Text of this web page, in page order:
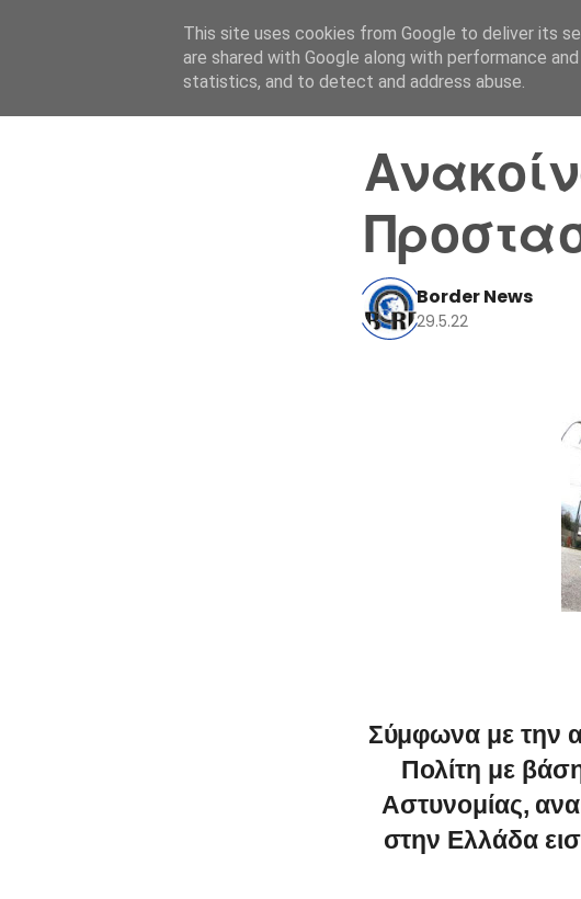
Border News
29.5.22
Σύμφωνα με την
Πολίτη με
Αστυνομίας,
στην Ελλάδα
This site uses cookies from Google to deliver its
are shared with Google along with performance
statistics, and to detect and address abuse.